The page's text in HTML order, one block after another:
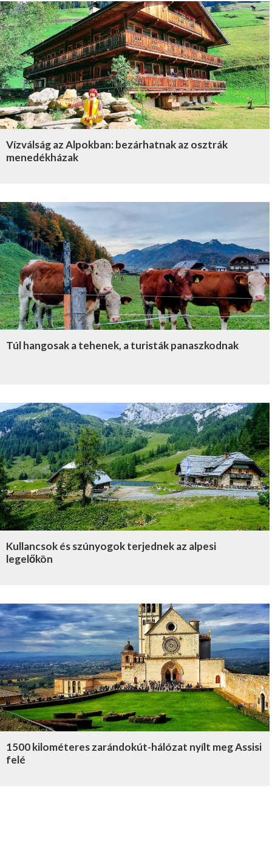
Vízválság az Alpokban: bezárhatnak az osztrák
menedékházak
Túl hangosak a tehenek, a turisták panaszkodnak
Kullancsok és szúnyogok terjednek az alpesi
legelőkön
1500 kilométeres zarándokút-hálózat nyílt meg Assisi
felé